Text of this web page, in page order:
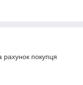
рахунок покупця